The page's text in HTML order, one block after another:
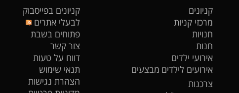
קניונים
מרכזי קניות
חנויות
חנות
אירועי ילדים
אירועים לילדים מבצעים
צרכנות
קניונים בפייסבוק
לבעלי אתרים
פתוחים בשבת
צור קשר
דווח על טעות
תנאי שימוש
הצהרת נגישות